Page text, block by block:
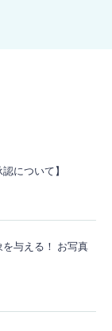
について】
与える！ お写真